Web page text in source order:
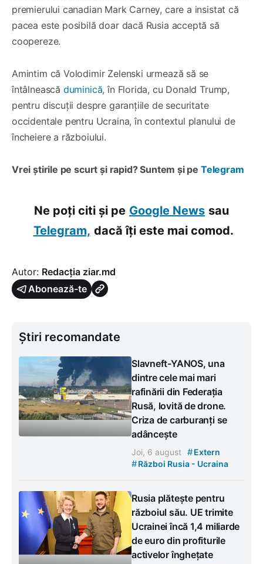
premierului canadian Mark Carney, care a insistat că
pacea este posibilă doar dacă Rusia acceptă să
coopereze.
Amintim că Volodimir Zelenski urmează să se
întâlnească duminică, în Florida, cu Donald Trump,
pentru discuții despre garanțiile de securitate
occidentale pentru Ucraina, în contextul planului de
încheiere a războiului.
Vrei știrile pe scurt și rapid? Suntem și pe Telegram
Ne poți citi și pe Google News sau
Telegram, dacă îți este mai comod.
Autor: Redacția ziar.md
Abonează-te
Știri recomandate
Slavneft-YANOS, una
dintre cele mai mari
rafinării din Federația
Rusă, lovită de drone.
Criza de carburanți se
adâncește
Joi, 6 august #Extern
#Război Rusia - Ucraina
Rusia plătește pentru
războiul său. UE trimite
Ucrainei încă 1,4 miliarde
de euro din profiturile
activelor înghețate